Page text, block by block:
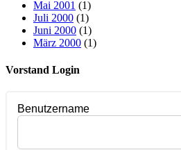
Mai 2001 (1)
Juli 2000 (1)
Juni 2000 (1)
März 2000 (1)
Vorstand Login
Benutzername